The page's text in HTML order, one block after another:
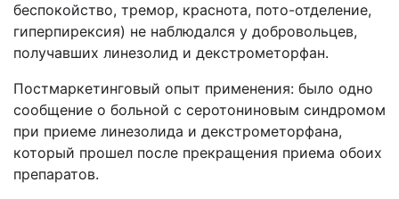
беспокойство, тремор, краснота, пото-отделение,
гиперпирексия) не наблюдался у добровольцев,
получавших линезолид и декстрометорфан.
Постмаркетинговый опыт применения: было одно
сообщение о больной с серотониновым синдромом
при приеме линезолида и декстрометорфана,
который прошел после прекращения приема обоих
препаратов.